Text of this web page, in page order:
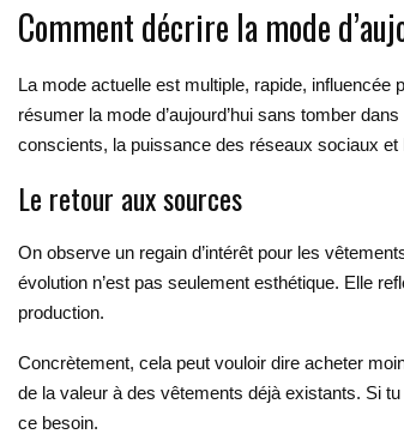
Comment décrire la mode
La mode actuelle est multiple, rapide,
résumer la mode d’aujourd’hui sans tomber
conscients, la puissance des réseaux sociaux et
Le retour aux sources
On observe un regain d’intérêt pour les
évolution n’est pas seulement esthétique. Elle
production.
Concrètement, cela peut vouloir dire acheter
de la valeur à des vêtements déjà existants. Si
ce besoin.